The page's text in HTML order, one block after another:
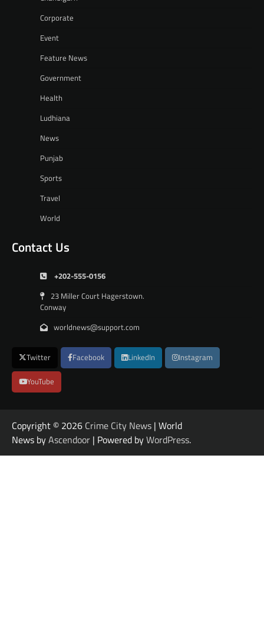
Corporate
Event
Feature News
Government
Health
Ludhiana
News
Punjab
Sports
Travel
World
Contact Us
+202-555-0156
23 Miller Court Hagerstown.
Conway
worldnews@support.com
Twitter Facebook LinkedIn Instagram
YouTube
Copyright © 2026 Crime City News | World
News byAscendoor | Powered byWordPress.